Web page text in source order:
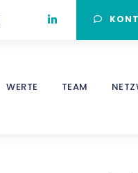
WERTE TEAM